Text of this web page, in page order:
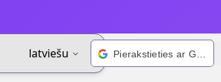
latviešu